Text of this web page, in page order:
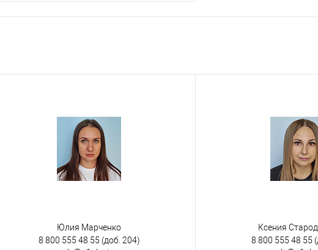
неморозостойкий морозостойкий
Юлия Марченко
8 800 555 48 55(доб. 204)
Ксения
8 800 555 48 55